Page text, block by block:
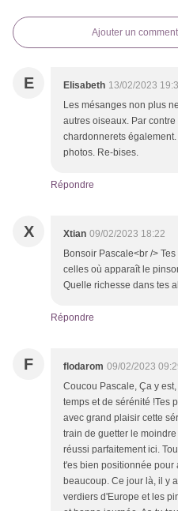
Ajouter un
E Elisabeth 13/02/2023
Les mésanges non plus
autres oiseaux. Par
chardonnerets
photos. Re-bises.
Répondre
X Xtian 09/02/2023 18:22
Bonsoir Pascale<br />
celles où apparaît le
Quelle richesse dans tes
Répondre
F flodarom 09/02/2023
Coucou Pascale, Ça y
temps et de sérénité !Tes
avec grand plaisir cette
train de guetter le
réussi parfaitement ici.
t'es bien positionnée pour
beaucoup. Ce jour là, il y
verdiers d'Europe et les